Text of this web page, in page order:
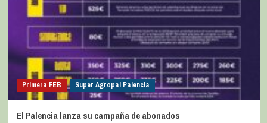
Primera FEB Super Agropal Palencia
El Palencia lanza su campaña de abonados